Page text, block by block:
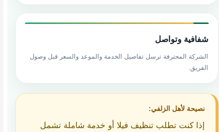
شفافية وتواصل
الشركة المحترفة ترسل تفاصيل الخدمة والموعد والسعر قبل وصول
الفريق.
نصيحة لأهل الزلفي:
إذا كنت تطلب تنظيف فيلا أو خدمة شاملة تشمل